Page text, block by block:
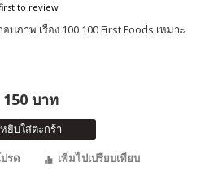
to review
ภาพ เรื่อง 100 100 First Foods เหมาะ
150 บาท
หยิบใส่ตะกร้า
รด
เพิ่มไปเปรียบเทียบ